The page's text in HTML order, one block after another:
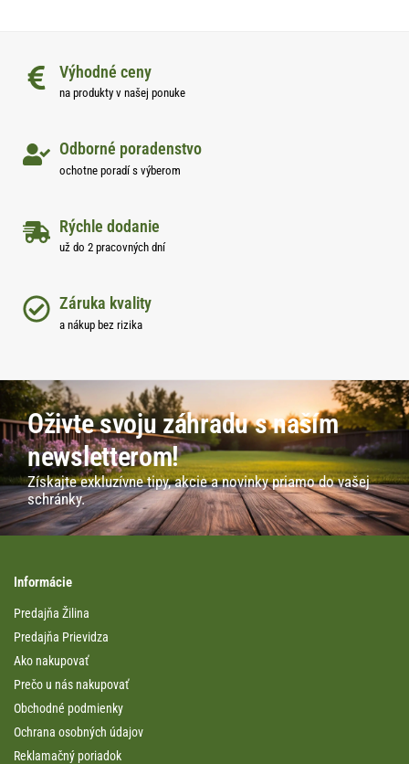
Výhodné ceny
na produkty v našej ponuke
Odborné poradenstvo
ochotne poradí s výberom
Rýchle dodanie
už do 2 pracovných dní
Záruka kvality
a nákup bez rizika
Oživte svoju záhradu s naším
newsletterom!
Získajte exkluzívne tipy, akcie a novinky priamo do vašej
schránky.
Informácie
Predajňa Žilina
Predajňa Prievidza
Ako nakupovať
Prečo u nás nakupovať
Obchodné podmienky
Ochrana osobných údajov
Reklamačný poriadok